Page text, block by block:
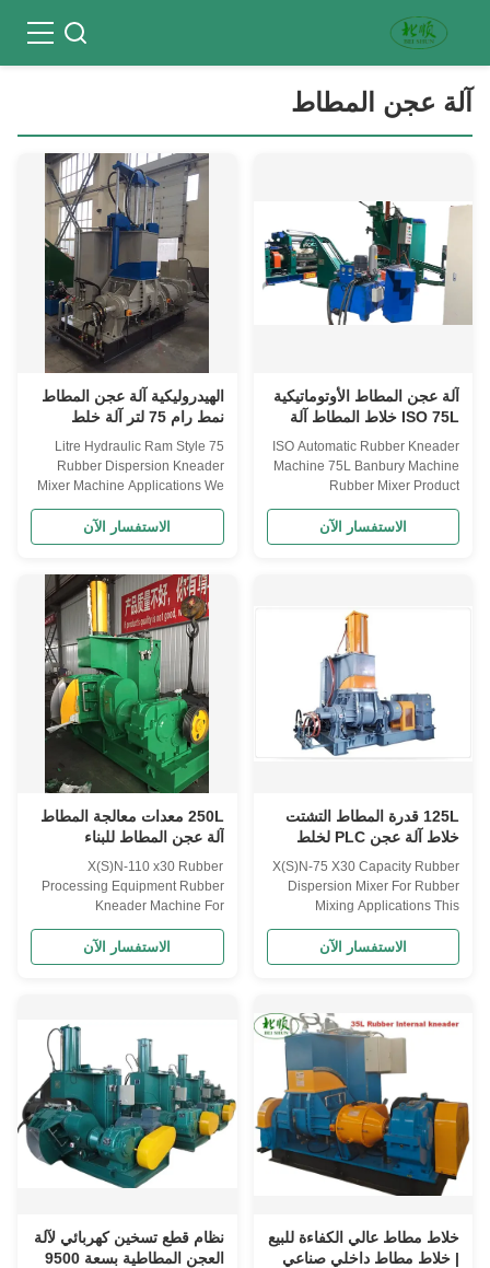
آلة عجن المطاط
آلة عجن المطاط الأوتوماتيكية
ISO 75L خلاط المطاط آلة
Banbury
ISO Automatic Rubber Kneader
Machine 75L Banbury Machine
Rubber Mixer Product
kneader is suitable for the
mastication of rubber and
motor, pressing device, frame,
mixing chamber and ...
الاستفسار الآن
الهيدروليكية آلة عجن المطاط
نمط رام 75 لتر آلة خلط
المطاط Banbury
75 Litre Hydraulic Ram Style
Rubber Dispersion Kneader
Mixer Machine Applications We
high quality range of Dispersion
Kneaders to the esteemed
specifications. We offer
complete series of kneaders
from lab to 420 Litres production
model in ...
الاستفسار الآن
125L قدرة المطاط التشتت
خلاط آلة عجن PLC لخلط
المطاط
X(S)N-75 X30 Capacity Rubber
Dispersion Mixer For Rubber
Mixing Applications This
machine is suitable for the
plastication of rubber and
plastics and the mixing of
for middle and small sized
rubber and plastic products
الاستفسار الآن
250L معدات معالجة المطاط
آلة عجن المطاط للبناء
X(S)N-110 x30 Rubber
Processing Equipment Rubber
Kneader Machine For
Construction Applications This
rubber kneader machine is
mainly used for natural rubber,
mixing, rubber and plastic
blending, but also for blending
of variety of low ...
الاستفسار الآن
خلاط مطاط عالي الكفاءة للبيع
| خلاط مطاط داخلي صناعي
نظام قطع تسخين كهربائي لآلة
العجن المطاطية بسعة 9500